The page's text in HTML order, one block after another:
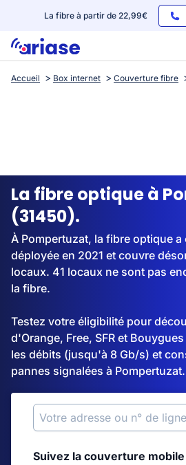
La fibre à partir de 22,99€
Box internet
Streaming
Accueil Box internet Couverture fibre
La fibre optique à
(31450).
À Pompertuzat, la fibre optique a
déployée en 2021 et couvre
locaux. 41 locaux ne sont pas
la fibre.
Testez votre éligibilité pour
d'Orange, Free, SFR et
les débits (jusqu'à 8 Gb/s) et
pannes signalées à Pompertuzat.
Suivez la couverture